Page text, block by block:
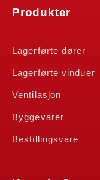
Produkter
Lagerførte dører
Lagerførte vinduer
Ventilasjon
Byggevarer
Bestillingsvare